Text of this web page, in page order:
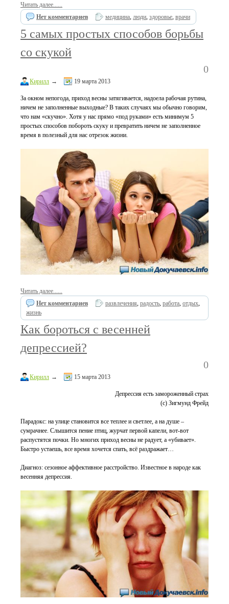
Читать далее......
Нет комментариев
медицина люди здоровье врачи
5 самых простых способов борьбы
со скукой
0
Кирилл → 19 марта 2013
За окном непогода, приход весны затягивается, надоела рабочая рутина,
ничем не заполненные выходные? В таких случаях мы обычно говорим,
что нам «скучно». Хотя у нас прямо «под руками» есть минимум 5
простых способов побороть скуку и превратить ничем не заполненное
время в полезный для нас отрезок жизни.
Читать далее......
Нет комментариев
развлечения, радость, работа, отдых,
жизнь
Как бороться с весенней
депрессией?
0
Кирилл → 15 марта 2013
Депрессия есть замороженный страх
(с) Зигмунд Фрейд
Парадокс: на улице становится все теплее и светлее, а на душе –
сумрачнее. Слышится пение птиц, журчат первой капели, вот-вот
распустятся почки. Но многих приход весны не радует, а «убивает».
Быстро устаешь, все время хочется спать, всё раздражает…
Диагноз: сезонное аффективное расстройство. Известное в народе как
весенняя депрессия.